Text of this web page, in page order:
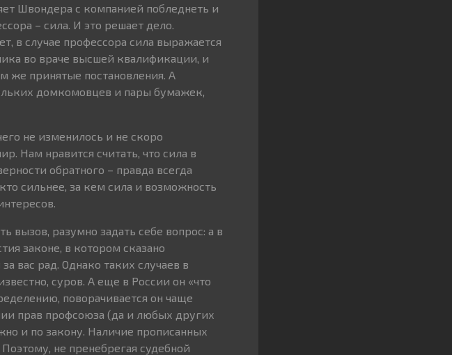
Швондера с компанией побледнеть и
– сила. И это решает дело.
в случае профессора сила выражается
во враче высшей квалификации, и
же принятые постановления. А
домкомовцев и пары бумажек,
не изменилось и не скоро
Нам нравится считать, что сила в
обратного – правда всегда
сильнее, за кем сила и возможность
вызов, разумно задать себе вопрос: а в
законе, в котором сказано
вас рад. Однако таких случаев в
суров. А еще в России он «что
поворачивается он чаще
прав профсоюза (да и любых других
и по закону. Наличие прописанных
не пренебрегая судебной